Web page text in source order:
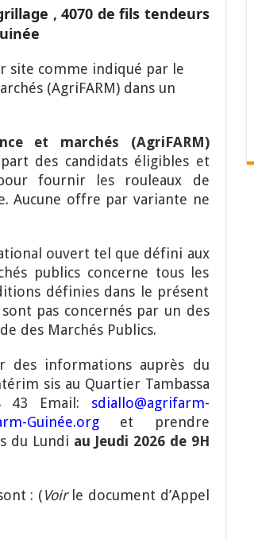
, 4070 de fils tendeurs
site comme indiqué par le
(AgriFARM) dans un
et marchés (AgriFARM)
des candidats éligibles et
fournir les rouleaux de
Aucune offre par variante ne
ouvert tel que défini aux
publics concerne tous les
définies dans le présent
pas concernés par un des
des Marchés Publics.
des informations auprès du
sis au Quartier Tambassa
43 Email: sdiallo@agrifarm-
Guinée.orget prendre
du Lundi au Jeudi 2026 de 9H
: (Voirle document d’Appel